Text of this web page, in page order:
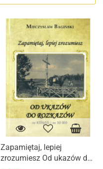
Zapamiętaj, lepiej
zrozumiesz Od ukazów do